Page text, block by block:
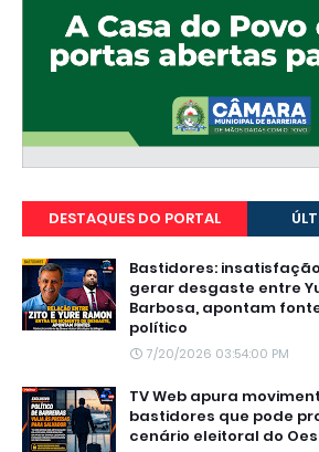
DESTAQUES DO PORTAL
Bastidores:
gerar desgaste entre
Barbosa, apontam
político
7/20/2026 03:54:00 PM
TV Web apura
bastidores que pode
cenário eleitoral do